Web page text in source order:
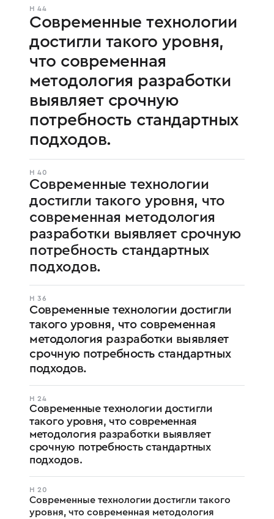
H 44
Современные технологии
достигли такого уровня,
что современная
методология разработки
выявляет срочную
потребность стандартных
подходов.
H 40
Современные технологии
достигли такого уровня, что
современная методология
разработки выявляет срочную
потребность стандартных
подходов.
H 36
Современные технологии достигли
такого уровня, что современная
методология разработки выявляет
срочную потребность стандартных
подходов.
H 24
Современные технологии достигли
такого уровня, что современная
методология разработки выявляет
срочную потребность стандартных
подходов.
H 20
Современные технологии достигли такого
уровня, что современная методология